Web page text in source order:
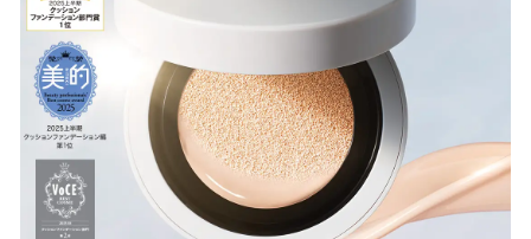
中
で
す